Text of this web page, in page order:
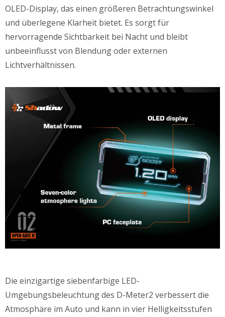
OLED-Display, das einen größeren Betrachtungswinkel
und überlegene Klarheit bietet. Es sorgt für
hervorragende Sichtbarkeit bei Nacht und bleibt
unbeeinflusst von Blendung oder externen
Lichtverhältnissen.
Die einzigartige siebenfarbige LED-
Umgebungsbeleuchtung des D-Meter2 verbessert die
Atmosphäre im Auto und kann in vier Helligkeitsstufen